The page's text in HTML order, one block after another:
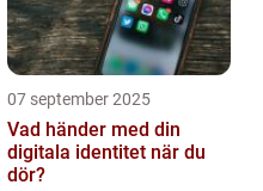
07 september 2025
Vad händer med din
digitala identitet när du
dör?